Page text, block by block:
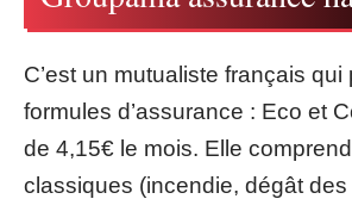
C’est un mutualiste français qui
formules d’assurance : Eco et
de 4,15€ le mois. Elle
classiques (incendie, dégât des